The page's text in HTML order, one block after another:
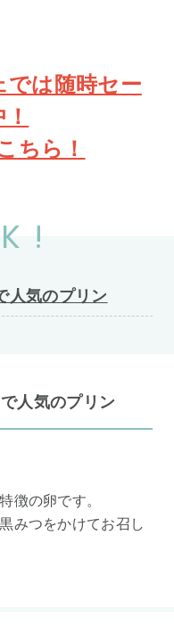
では随時セー
ちら！
!
人気のプリン
人気のプリン
徴の卵です。
みつをかけてお召し